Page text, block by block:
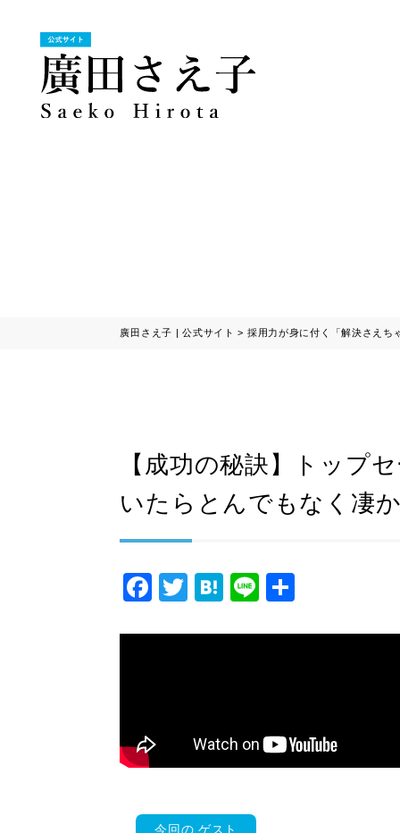
廣田さえ子 | 公式サイト > 採用力が身に付く「解決さえち
【成功の秘訣】トップ
いたらとんでもなく凄
F
a
c
o
T
wi
tt
H
at
e
Li
n
e
今回の ゲスト